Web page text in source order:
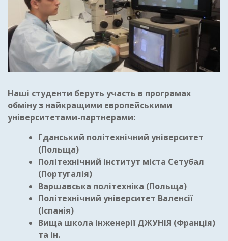
Наші студенти беруть участь в програмах
обміну з найкращими європейськими
університетами-партнерами:
Гданський політехнічний університет
(Польща)
Політехнічний інститут міста Сетубал
(Португалія)
Варшавська політехніка (Польща)
Політехнічний університет Валенсії
(Іспанія)
Вища школа інженерії ДЖУНІЯ (Франція)
та ін.